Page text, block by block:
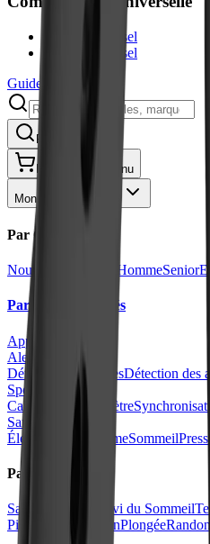
20mm Universel
22mm Universel
Guide
Rechercher
Panier Menu
Montres Connectées
Par Collections
Nouveautés HommeSenior
Par Fonctionnalités
Appels
Alertes et Sécurité
Détection des chutesDétection des
Sport
Calories
GPS Altimètre
Santé
ÉlectrocardiogrammeSommeil
Par Activité
Santé Suivi du Sommeil
Pied
NatationPlongée